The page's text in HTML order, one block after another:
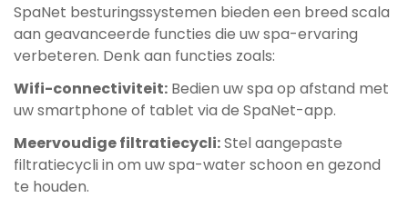
SpaNet besturingssystemen bieden een breed scala
aan geavanceerde functies die uw spa-ervaring
verbeteren. Denk aan functies zoals:
Wifi-connectiviteit: Bedien uw spa op afstand met
uw smartphone of tablet via de SpaNet-app.
Meervoudige filtratiecycli:Stel aangepaste
filtratiecycli in om uw spa-water schoon en gezond
te houden.